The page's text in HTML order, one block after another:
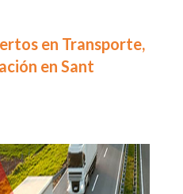
en Transporte,
en Sant